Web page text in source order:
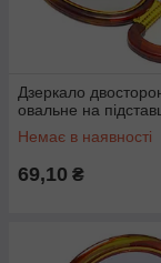
Дзеркало
овальне на
Немає в наявності
69,10 ₴